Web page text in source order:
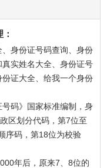
身份证号码查询、身份
实姓名大全、身份证号
证大全、给我一个身份
码》国家标准编制，身
区划分代码，第7位至
序码，第18位为校验
年后，原来7、8位的